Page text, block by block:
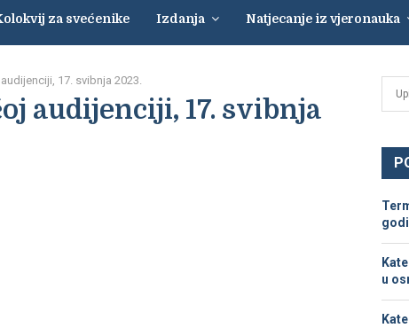
za svećenike Izdanja Natjecanje iz vjeronauka
17. svibnja 2023.
audijenciji, 17. svibnja
h
r
u